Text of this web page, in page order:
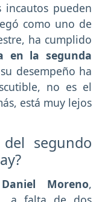
pueden
como uno de
ha cumplido
en la segunda
desempeño ha
no es el
está muy lejos
segundo
Moreno,